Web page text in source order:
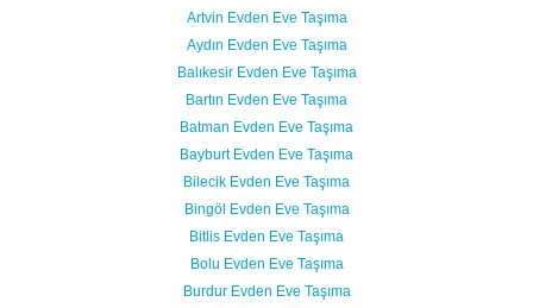
Artvin Evden Eve Taşıma
Aydın Evden Eve Taşıma
Balıkesir Evden Eve Taşıma
Bartın Evden Eve Taşıma
Batman Evden Eve Taşıma
Bayburt Evden Eve Taşıma
Bilecik Evden Eve Taşıma
Bingöl Evden Eve Taşıma
Bitlis Evden Eve Taşıma
Bolu Evden Eve Taşıma
Burdur Evden Eve Taşıma